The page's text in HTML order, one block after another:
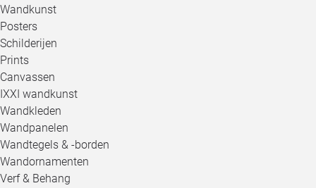
Wandkunst
Posters
Schilderijen
Prints
Canvassen
IXXI wandkunst
Wandkleden
Wandpanelen
Wandtegels & -borden
Wandornamenten
Verf & Behang